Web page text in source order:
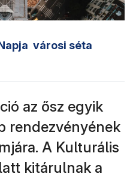
városi séta
az ősz egyik
rendezvényének
A Kulturális
kitárulnak a